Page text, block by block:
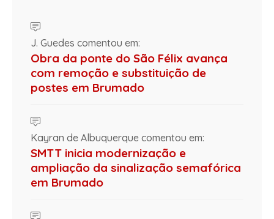
J. Guedes comentou em:
Obra da ponte do São Félix avança
com remoção e substituição de
postes em Brumado
Kayran de Albuquerque comentou em:
SMTT inicia modernização e
ampliação da sinalização semafórica
em Brumado